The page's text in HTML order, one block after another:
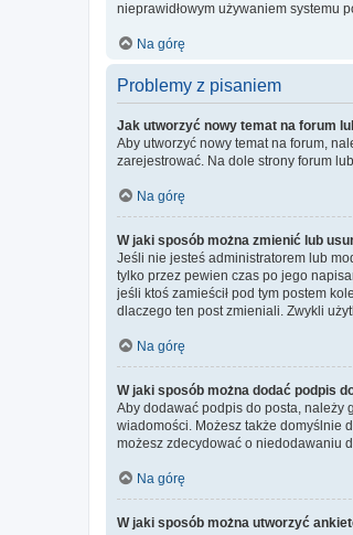
nieprawidłowym używaniem systemu
Na górę
Problemy z pisaniem
Jak utworzyć nowy temat na forum
Aby utworzyć nowy temat na forum,
zarejestrować. Na dole strony forum
Na górę
W jaki sposób można zmienić lub
Jeśli nie jesteś administratorem lub
tylko przez pewien czas po jego
jeśli ktoś zamieścił pod tym postem
dlaczego ten post zmieniali. Zwykli
Na górę
W jaki sposób można dodać podpis
Aby dodawać podpis do posta, należy
wiadomości. Możesz także domyślnie
możesz zdecydować o niedodawaniu
Na górę
W jaki sposób można utworzyć